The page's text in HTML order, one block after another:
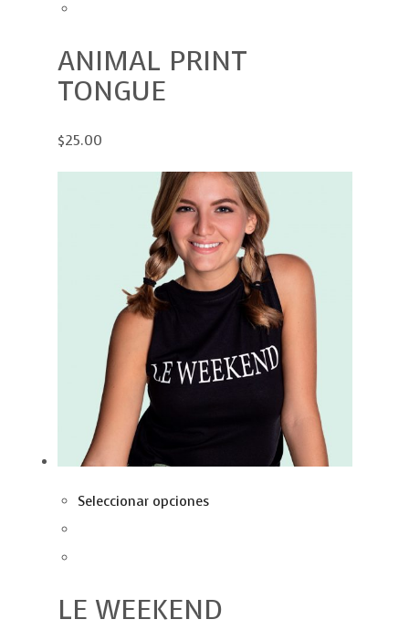
ANIMAL PRINT
TONGUE
$25.00
Seleccionar opciones
LE WEEKEND